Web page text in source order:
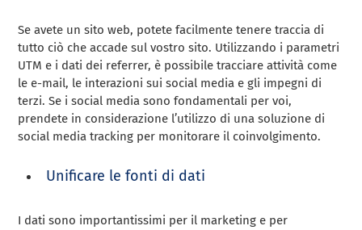
Se avete un sito web, potete facilmente tenere traccia di
tutto ciò che accade sul vostro sito. Utilizzando i parametri
UTM e i dati dei referrer, è possibile tracciare attività come
le e-mail, le interazioni sui social media e gli impegni di
terzi. Se i social media sono fondamentali per voi,
prendete in considerazione l’utilizzo di una soluzione di
social media tracking per monitorare il coinvolgimento.
Unificare le fonti di dati
I dati sono importantissimi per il marketing e per